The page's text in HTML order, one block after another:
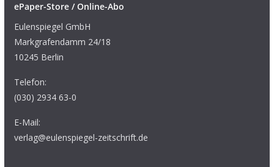
ePaper-Store / Online-Abo
Eulenspiegel GmbH
Markgrafendamm 24/18
10245 Berlin
Telefon:
(030) 2934 63-0
E-Mail:
verlag@eulenspiegel-zeitschrift.de